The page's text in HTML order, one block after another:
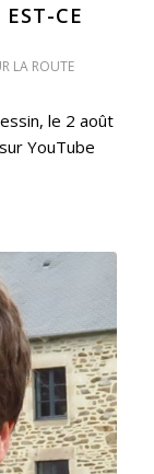
CE
LA ROUTE
le 2 août
YouTube